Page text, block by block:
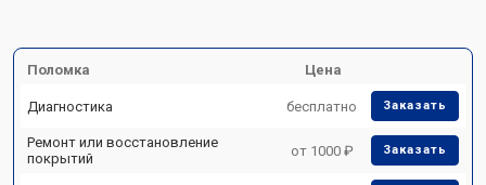
Поломка Цена
Диагностика бесплатно Заказать
Ремонт или восстановление
покрытий
от 1000 ₽ Заказать